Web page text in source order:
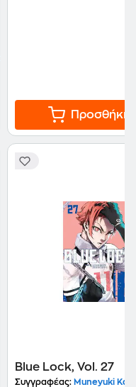
Προσθήκη
Blue Lock, Vol. 27
Συγγραφέας: Muneyuki